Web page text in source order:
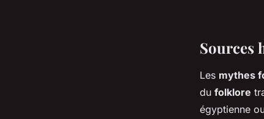
Sources
Les mythes
du folklore
égyptienne